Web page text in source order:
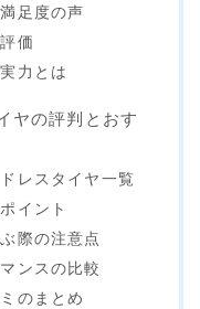
足度の声
価
力とは
ヤの評判とおす
レスタイヤ一覧
イント
際の注意点
ンスの比較
のまとめ